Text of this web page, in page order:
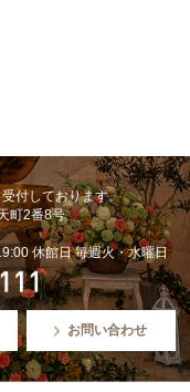
付しております。
町2番8号
休館日 毎週火・水曜日
お問い合わせ